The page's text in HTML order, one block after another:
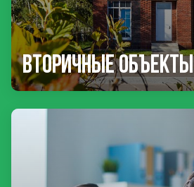
Вторичные объекты